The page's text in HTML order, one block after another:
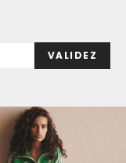
VALIDEZ